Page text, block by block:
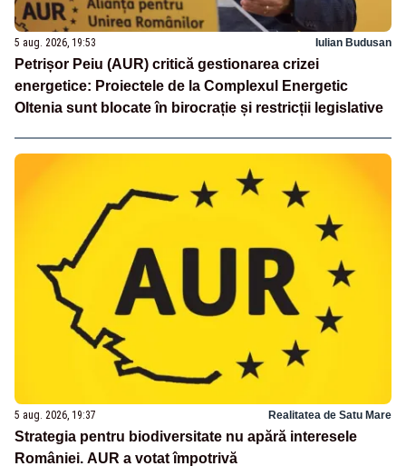
5 aug. 2026, 19:53 Iulian Budusan
Petrișor Peiu (AUR) critică gestionarea crizei
energetice: Proiectele de la Complexul Energetic
Oltenia sunt blocate în birocrație și restricții legislative
5 aug. 2026, 19:37 Realitatea de Satu Mare
Strategia pentru biodiversitate nu apără interesele
României. AUR a votat împotrivă